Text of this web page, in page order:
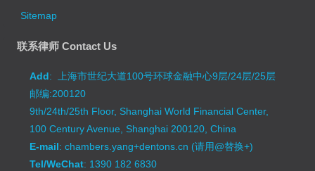
Sitemap
联系律师 Contact Us
Add: 上海市世纪大道100号环球金融中心9层/24层/25层
邮编:200120
9th/24th/25th Floor, Shanghai World Financial Center,
100 Century Avenue, Shanghai 200120, China
E-mail: chambers.yang+dentons.cn (请用@替换+)
Tel/WeChat: 1390 182 6830